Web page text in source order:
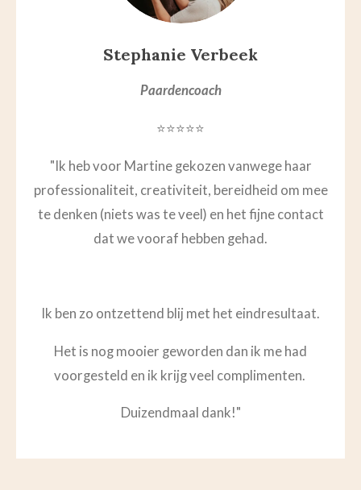
Stephanie Verbeek
Paardencoach
⭐⭐⭐⭐⭐
"Ik heb voor Martine gekozen vanwege haar
professionaliteit, creativiteit, bereidheid om mee
te denken (niets was te veel) en het fijne contact
dat we vooraf hebben gehad.
Ik ben zo ontzettend blij met het eindresultaat.
Het is nog mooier geworden dan ik me had
voorgesteld en ik krijg veel complimenten.
Duizendmaal dank!"